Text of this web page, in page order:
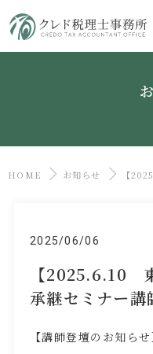
HOME お知らせ 【
2025/06/06
【2025.6.10
承継セミナー講
【講師登壇のお知らせ